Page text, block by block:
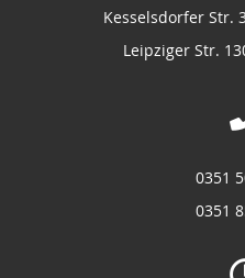
Kesselsdorfer Str.
Leipziger Str.
0351
0351